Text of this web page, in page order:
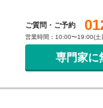
専門家に
ご質問・ご予約
営業時間：10:00〜19:00(土